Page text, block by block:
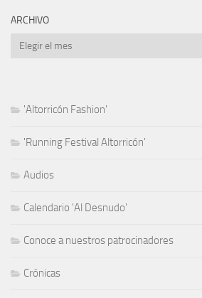
ARCHIVO
Archivo
'Altorricón Fashion'
'Running Festival Altorricón'
Audios
Calendario 'Al Desnudo'
Conoce a nuestros patrocinadores
Crónicas